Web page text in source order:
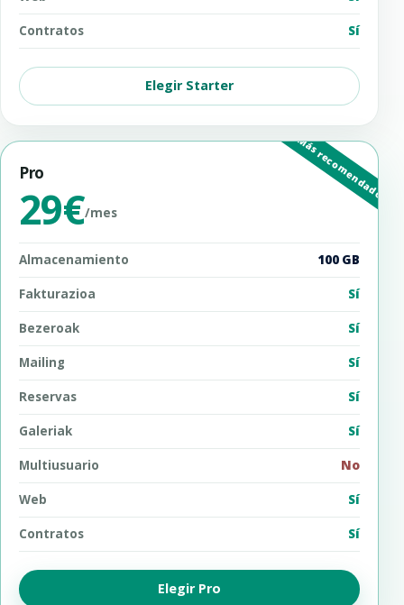
Contratos Sí
Elegir Starter
Pro
29€/mes
Almacenamiento 100 GB
Fakturazioa Sí
Bezeroak Sí
Mailing Sí
Reservas Sí
Galeriak Sí
Multiusuario No
Web Sí
Contratos Sí
Elegir Pro